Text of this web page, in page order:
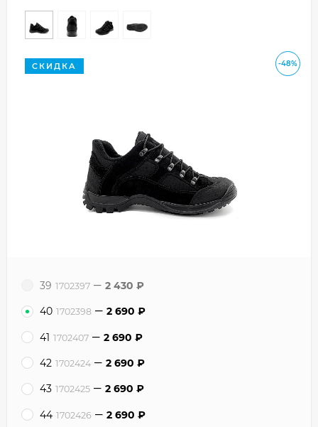
-48%
СКИДКА
39 1702397 2 430 ₽
40 1702398 2 690 ₽
41 1702407 2 690 ₽
42 1702424 2 690 ₽
43 1702425 2 690 ₽
44 1702426 2 690 ₽